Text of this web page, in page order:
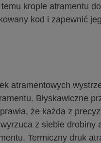
krople atramentu
kod i zapewnić
atramentowych
Błyskawiczne
że każda z
z siebie drobiny
Termiczny druk